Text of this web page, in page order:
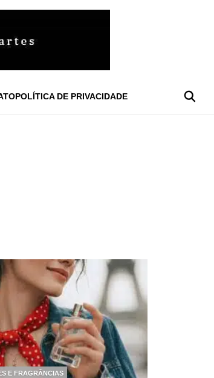
POLÍTICA DE PRIVACIDADE
E FRAGRÂNCIAS